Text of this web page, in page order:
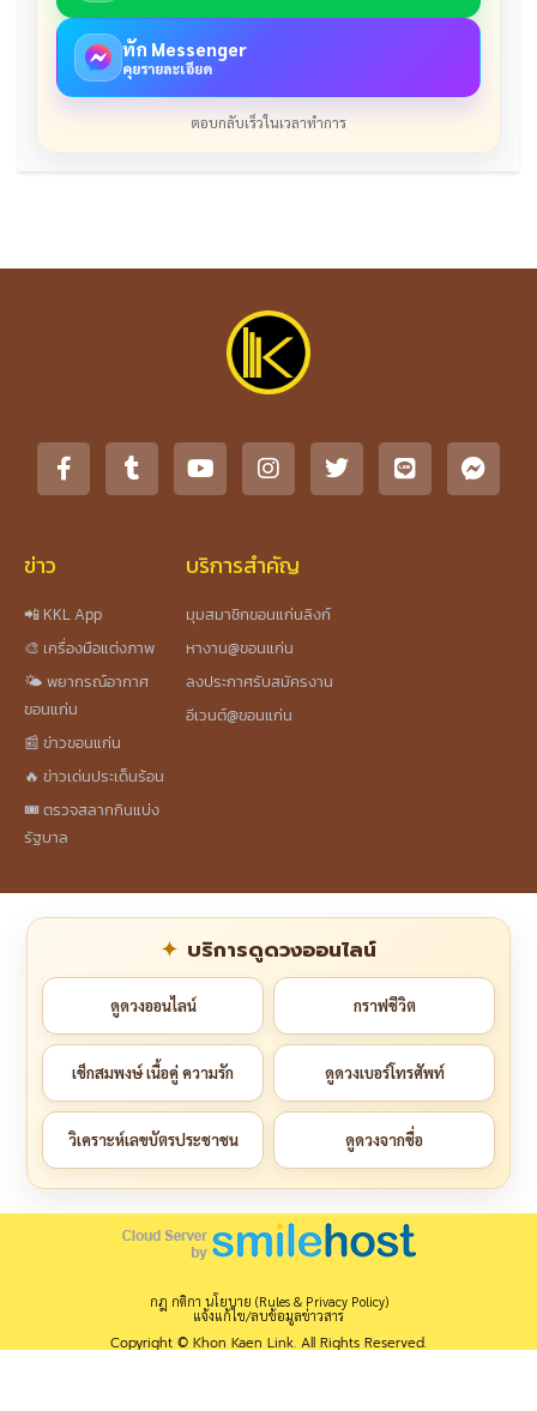
ทัก Messenger
คุยรายละเอียด
ตอบกลับเร็วในเวลาทำการ
ข่าว
📲 KKL App
🎨 เครื่องมือแต่งภาพ
🌤️ พยากรณ์อากาศ
ขอนแก่น
📰 ข่าวขอนแก่น
🔥 ข่าวเด่นประเด็นร้อน
🎟️ ตรวจสลากกินแบ่ง
รัฐบาล
บริการสำคัญ
มุมสมาชิกขอนแก่นลิงก์
หางาน@ขอนแก่น
ลงประกาศรับสมัครงาน
อีเวนต์@ขอนแก่น
บริการดูดวงออนไลน์
ดูดวงออนไลน์ กราฟชีวิต
เช็กสมพงษ์ เนื้อคู่ ความรัก ดูดวงเบอร์โทรศัพท์
วิเคราะห์เลขบัตรประชาชน ดูดวงจากชื่อ
กฎ กติกา นโยบาย (Rules & Privacy Policy)
แจ้งแก้ไข/ลบข้อมูลข่าวสาร
Copyright © Khon Kaen Link. All Rights Reserved.